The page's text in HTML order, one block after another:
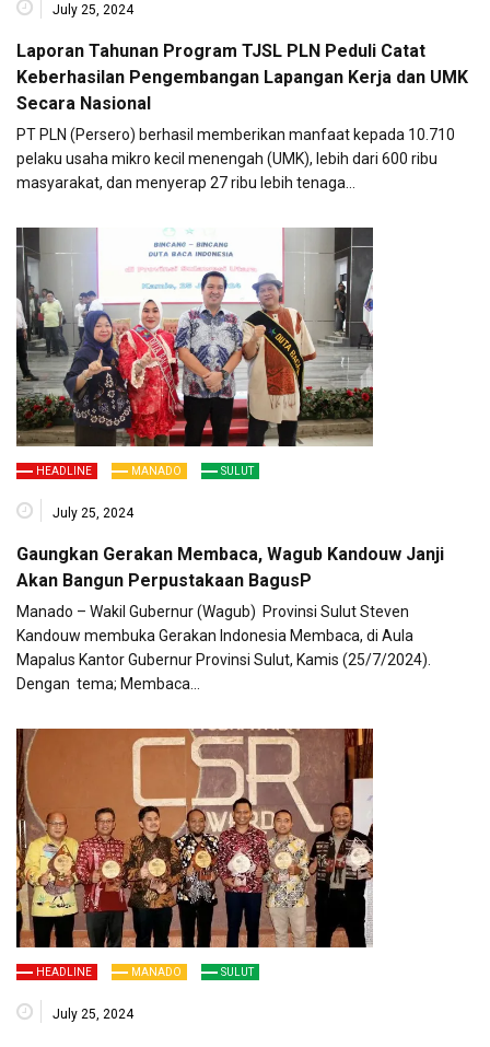
July 25, 2024
Laporan Tahunan Program TJSL PLN Peduli Catat
Keberhasilan Pengembangan Lapangan Kerja dan UMK
Secara Nasional
PT PLN (Persero) berhasil memberikan manfaat kepada 10.710
pelaku usaha mikro kecil menengah (UMK), lebih dari 600 ribu
masyarakat, dan menyerap 27 ribu lebih tenaga…
HEADLINE MANADO SULUT
July 25, 2024
Gaungkan Gerakan Membaca, Wagub Kandouw Janji
Akan Bangun Perpustakaan BagusP
Manado – Wakil Gubernur (Wagub) Provinsi Sulut Steven
Kandouw membuka Gerakan Indonesia Membaca, di Aula
Mapalus Kantor Gubernur Provinsi Sulut, Kamis (25/7/2024).
Dengan tema; Membaca…
HEADLINE MANADO SULUT
July 25, 2024